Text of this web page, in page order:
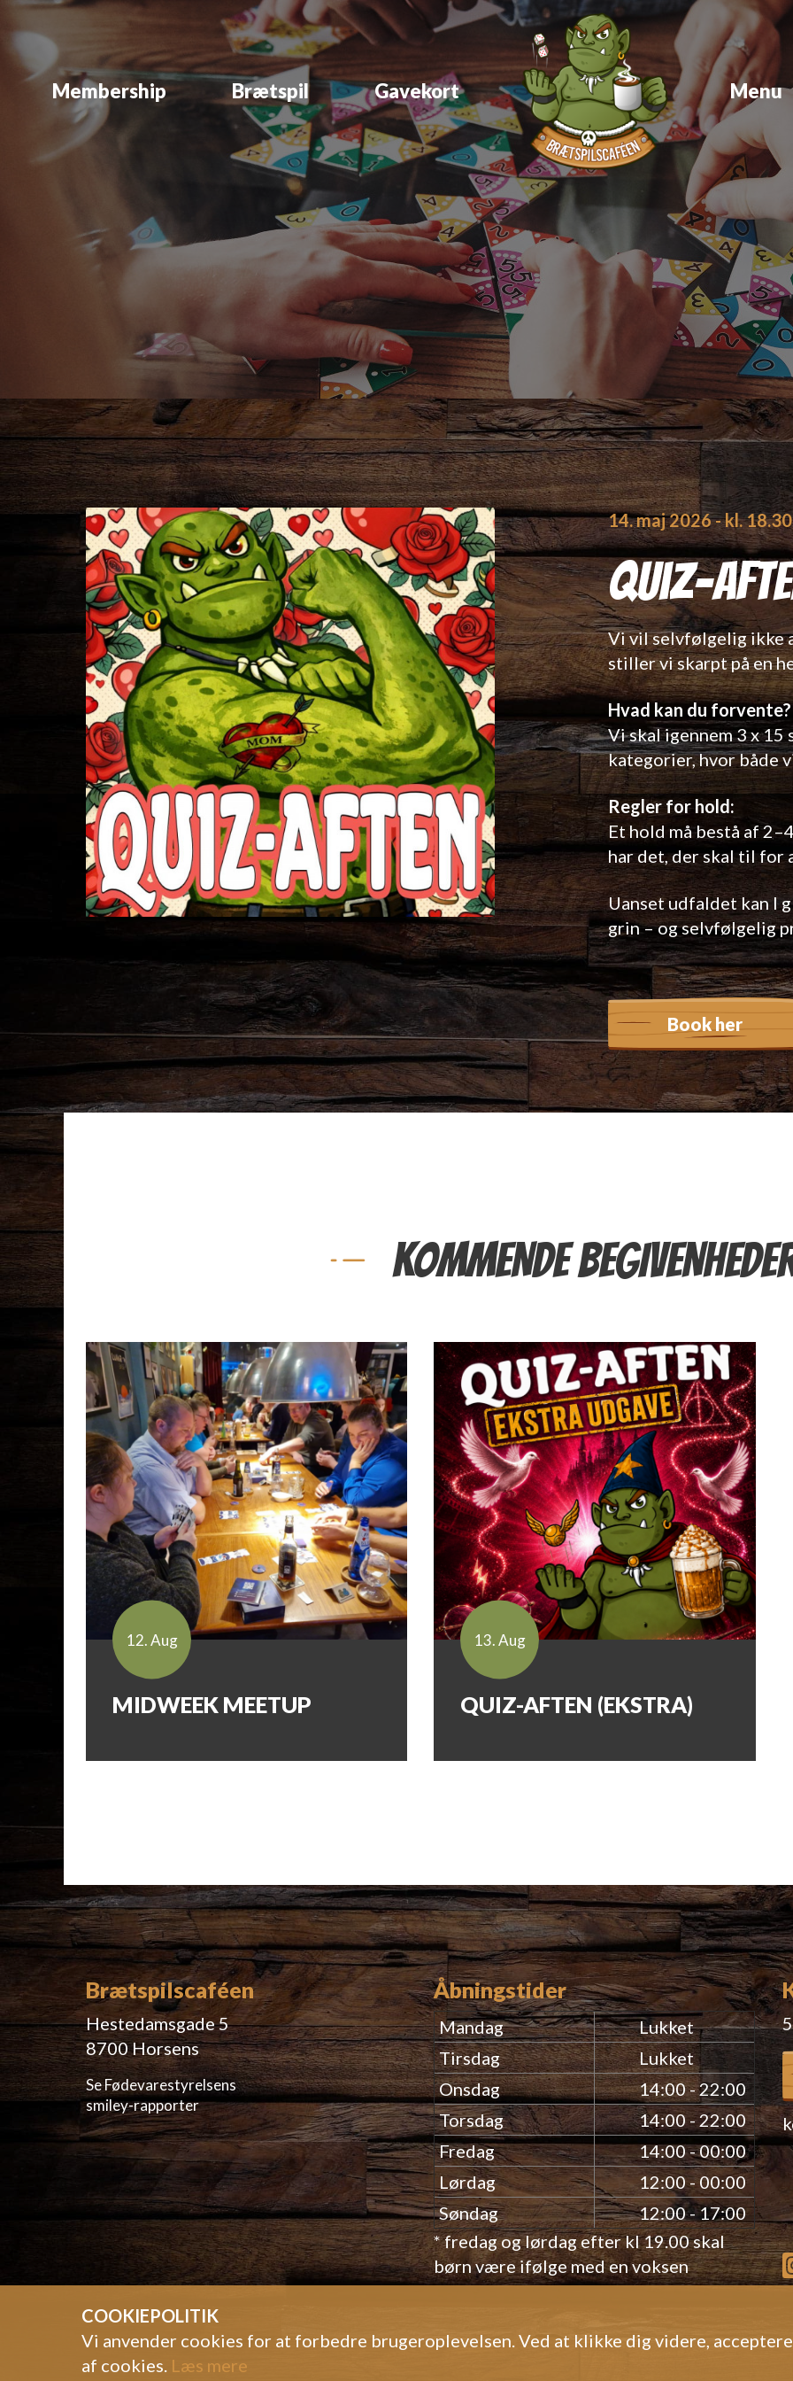
Membership Brætspil Gavekort Menu
14. maj 2026- kl. 18.30
Quiz-
Vi vil selvfølgelig ikke
stiller vi skarpt på en
Hvad kan du forvente?
Vi skal igennem 3 x
kategorier, hvor både
Regler for hold:
Et hold må bestå af
har det, der skal til for
Uanset udfaldet kan I
grin – og selvfølgelig
Book her
KOMMENDE
12. Aug
MIDWEEK MEETUP
13. Aug
QUIZ-AFTEN (EKSTRA)
Brætspilscaféen
Hestedamsgade 5
8700 Horsens
Se Fødevarestyrelsens
smiley-rapporter
Åbningstider
Mandag
Lukket
Tirsdag
Lukket
Onsdag
14:00 - 22:00
Torsdag
14:00 - 22:00
Fredag
14:00 - 00:00
Lørdag
12:00 - 00:00
Søndag
12:00 - 17:00
* fredag og lørdag efter kl 19.00 skal
børn være ifølge med en voksen
COOKIEPOLITIK
Vi anvender cookies for at forbedre brugeroplevelsen. Ved at klikke dig videre,
af cookies. Læs mere